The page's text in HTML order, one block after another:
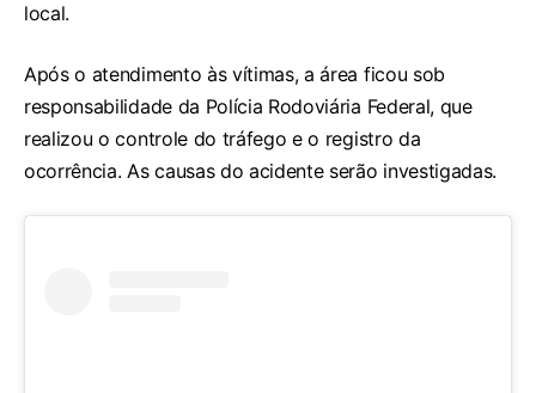
local.
Após o atendimento às vítimas, a área ficou sob
responsabilidade da Polícia Rodoviária Federal, que
realizou o controle do tráfego e o registro da
ocorrência. As causas do acidente serão investigadas.